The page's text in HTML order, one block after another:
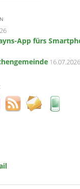
App fürs
16.07.2026